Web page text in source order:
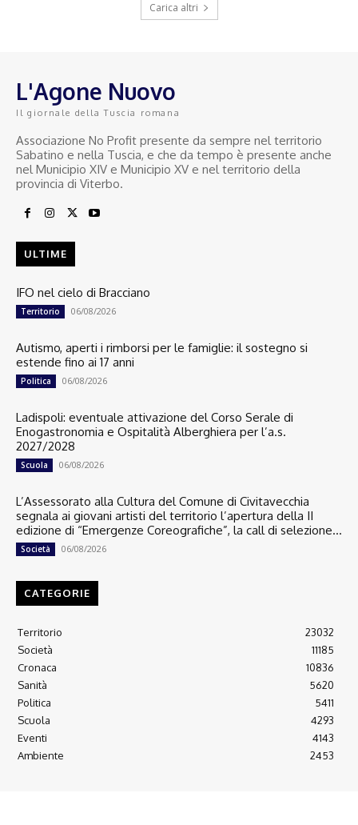
Carica altri
L'Agone Nuovo
Il giornale della Tuscia romana
Associazione No Profit presente da sempre nel territorio
Sabatino e nella Tuscia, e che da tempo è presente anche
nel Municipio XIV e Municipio XV e nel territorio della
provincia di Viterbo.
ULTIME
IFO nel cielo di Bracciano
Territorio 06/08/2026
Autismo, aperti i rimborsi per le famiglie: il sostegno si
estende fino ai 17 anni
Politica 06/08/2026
Ladispoli: eventuale attivazione del Corso Serale di
Enogastronomia e Ospitalità Alberghiera per l’a.s.
2027/2028
Scuola 06/08/2026
L’Assessorato alla Cultura del Comune di Civitavecchia
segnala ai giovani artisti del territorio l’apertura della II
edizione di “Emergenze Coreografiche”, la call di selezione...
Società 06/08/2026
CATEGORIE
Territorio
23032
Società
11185
Cronaca
10836
Sanità
5620
Politica
5411
Scuola
4293
Eventi
4143
Ambiente
2453